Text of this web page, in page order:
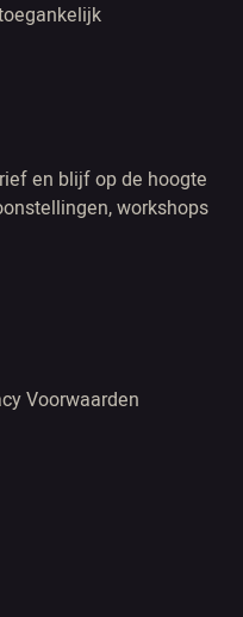
en blijf op de hoogte
workshops
Voorwaarden